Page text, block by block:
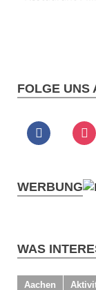
FOLGE UNS
WERBUNG
WAS
Aachen